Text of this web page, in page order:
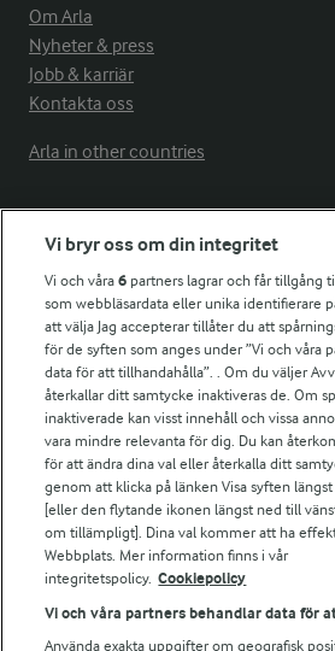
Om Arla
Nyheter & press
Jobb & karriär
Kontakta oss
Arla in other countries
Fler Arlasajter
För ägare
Arlas kundportal
Arla.com
Falbygdens Ost
Arla webbshop
Bildbank
Följ oss
Vi bryr oss om din integritet
Vi och våra6 partners lagrar och får tillgång
som webbläsardata eller unika identifierare
att välja Jag accepterar tillåter du att
för de syften som anges under ”Vi och våra
data för att tillhandahålla”. . Om du väljer
återkallar ditt samtycke inaktiveras de. Om
inaktiverade kan visst innehåll och vissa
vara mindre relevanta för dig. Du kan
för att ändra dina val eller återkalla ditt
genom att klicka på länken Visa syften
[eller den flytande ikonen längst ned till
om tillämpligt]. Dina val kommer att ha
Webbplats. Mer information finns i vår
integritetspolicy. Cookiepolicy
Vi och våra partners behandlar data för
Använda exakta uppgifter om geografisk